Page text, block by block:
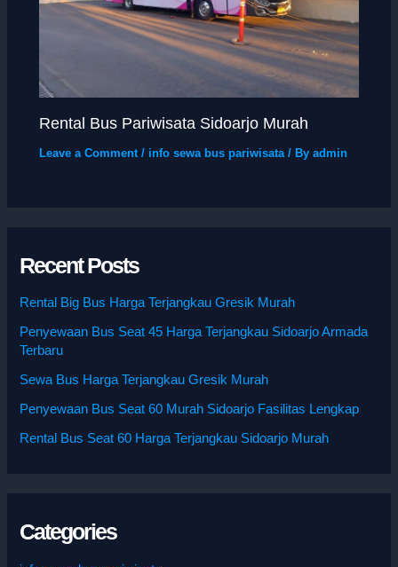
Rental Bus Pariwisata Sidoarjo Murah
Leave a Comment / info sewa bus pariwisata / Byadmin
Recent Posts
Rental Big Bus Harga Terjangkau Gresik Murah
Penyewaan Bus Seat 45 Harga Terjangkau Sidoarjo Armada
Terbaru
Sewa Bus Harga Terjangkau Gresik Murah
Penyewaan Bus Seat 60 Murah Sidoarjo Fasilitas Lengkap
Rental Bus Seat 60 Harga Terjangkau Sidoarjo Murah
Categories